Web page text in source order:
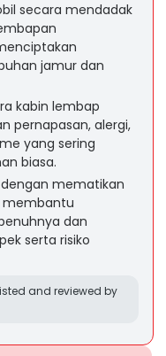
secara mendadak
jamur dan
kabin lembap
pernapasan, alergi,
yang sering
biasa.
mematikan
membantu
dan
serta risiko
and reviewed by